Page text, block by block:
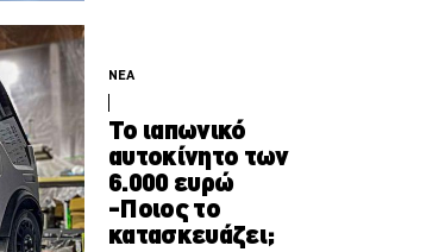
ΝΕΑ
Το ιαπωνικό
αυτοκίνητο των
6.000 ευρώ
-Ποιος το
κατασκευάζει;